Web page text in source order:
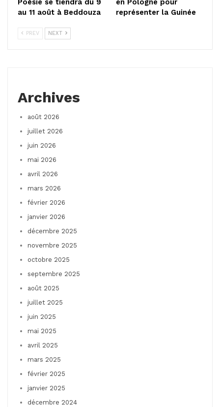
Poésie se tiendra du 9
au 11 août à Beddouza
en Pologne pour
représenter la Guinée
PREV NEXT
Archives
août 2026
juillet 2026
juin 2026
mai 2026
avril 2026
mars 2026
février 2026
janvier 2026
décembre 2025
novembre 2025
octobre 2025
septembre 2025
août 2025
juillet 2025
juin 2025
mai 2025
avril 2025
mars 2025
février 2025
janvier 2025
décembre 2024